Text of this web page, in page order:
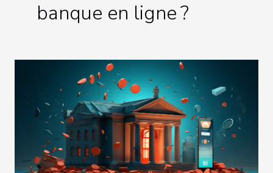
banque en ligne ?